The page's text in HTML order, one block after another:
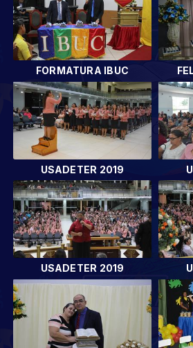
FORMATURA IBUC
USADETER 2019
USADETER 2019